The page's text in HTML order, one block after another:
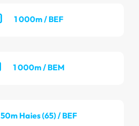
1 000m / BEF
1 000m / BEM
50m Haies (65) / BEF